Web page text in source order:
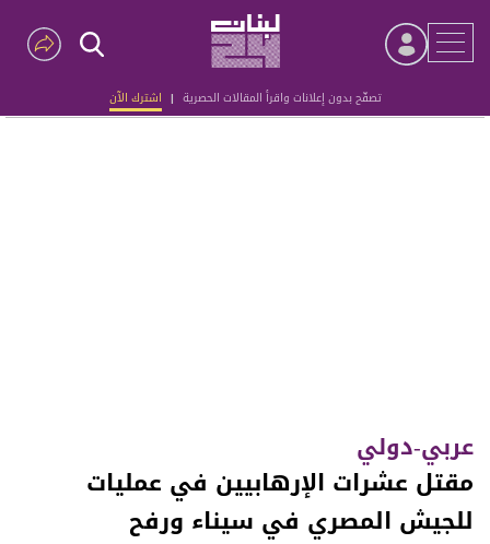
تصفّح بدون إعلانات واقرأ المقالات الحصرية | اشترك الآن
Advertisement
عربي-دولي
مقتل عشرات الإرهابيين في عمليات
للجيش المصري في سيناء ورفح